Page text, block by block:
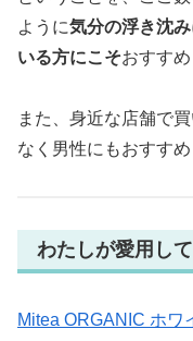
ように気分の浮き沈
いる方にこそおすすめ
また、身近な店舗で
なく男性にもおすすめ
わたしが愛用し
Mitea ORGANIC ホワ